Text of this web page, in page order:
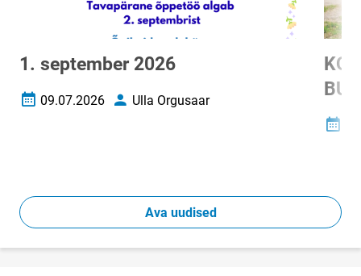
1. september 2026
Loomise kuupäev
09.07.2026 AutorUlla Orgusaar
Ava uudised